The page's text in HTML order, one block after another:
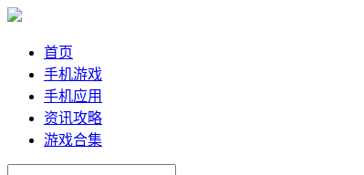
首页
手机游戏
手机应用
资讯攻略
游戏合集